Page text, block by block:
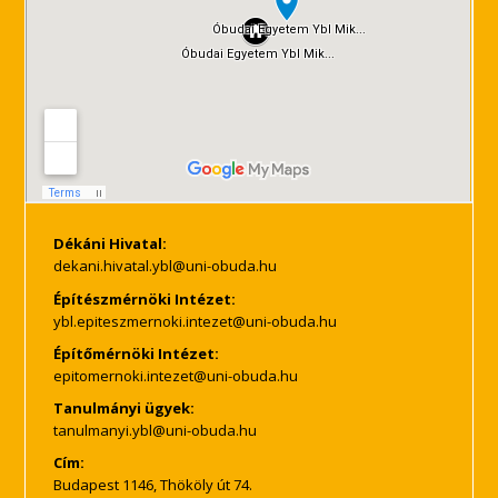
Dékáni Hivatal:
Építészmérnöki Intézet:
Építőmérnöki Intézet:
Tanulmányi ügyek:
Cím:
Budapest 1146, Thököly út 74.